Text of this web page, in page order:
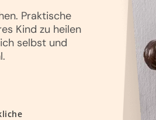
Praktische
Kind zu heilen
selbst und